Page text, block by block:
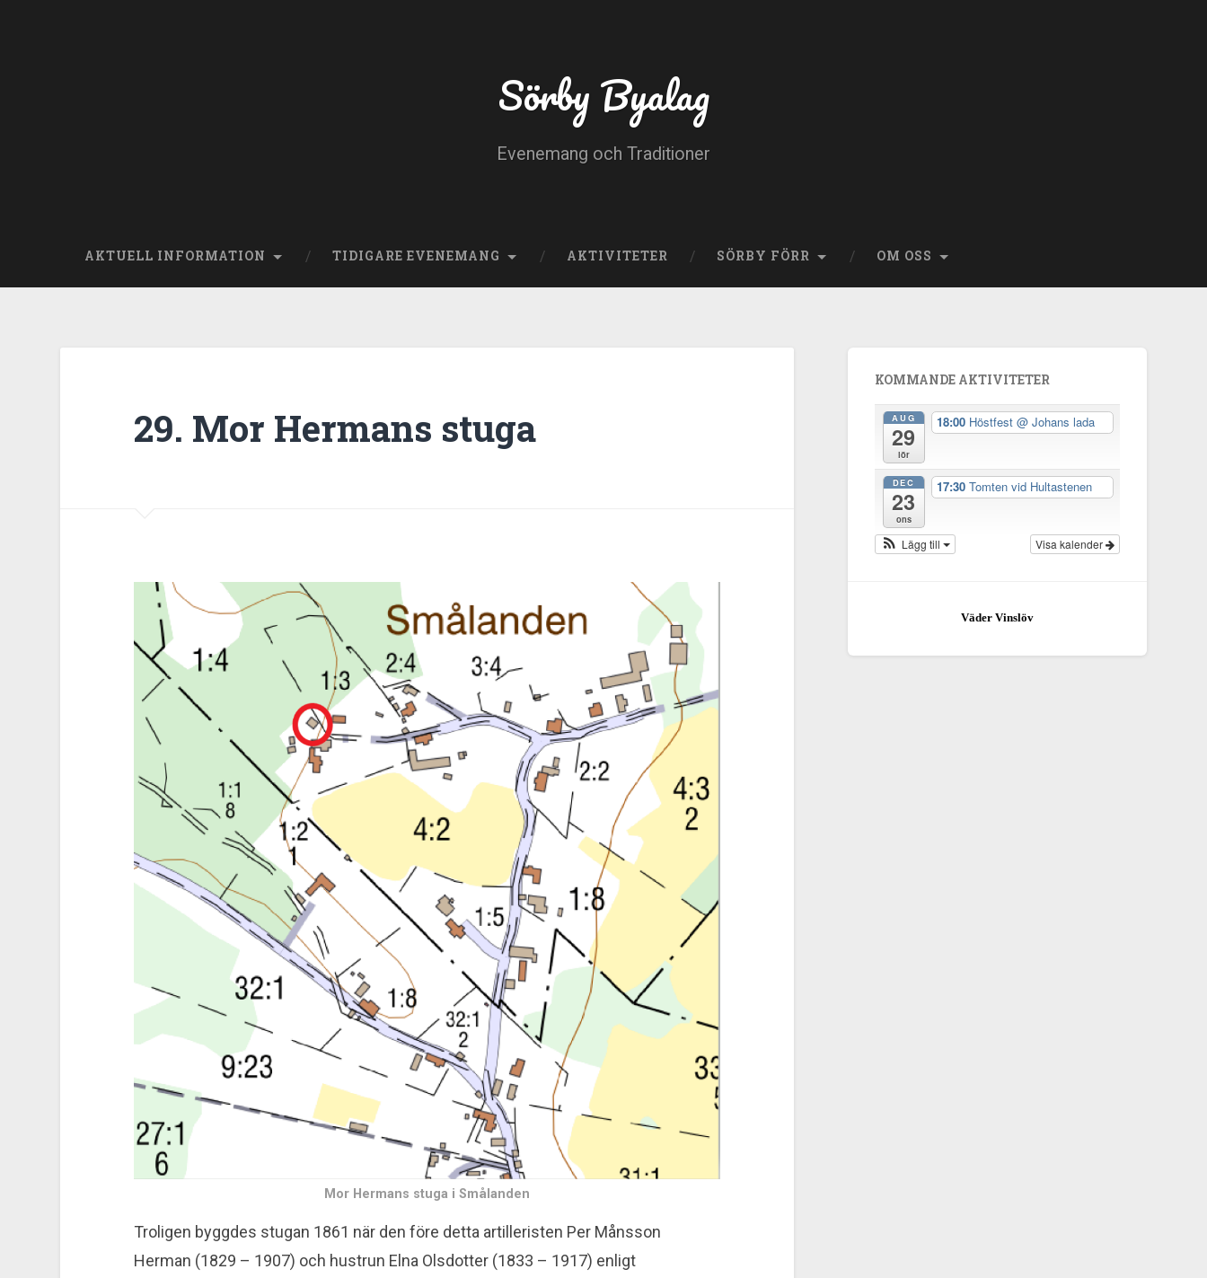
Sörby Byalag
Evenemang och Traditioner
AKTUELL INFORMATION TIDIGARE EVENEMANG AKTIVITETER SÖRBY FÖRR OM OSS
29. Mor Hermans stuga
Mor Hermans stuga i Smålanden
Troligen byggdes stugan 1861 när den före detta artilleristen Per Månsson
Herman (1829 – 1907) och hustrun Elna Olsdotter (1833 – 1917) enligt
KOMMANDE AKTIVITETER
AUG
29
lör
18:00 Höstfest @ Johans lada
DEC
23
ons
17:30 Tomten vid Hultastenen
Visa kalender
Lägg till
Väder Vinslöv